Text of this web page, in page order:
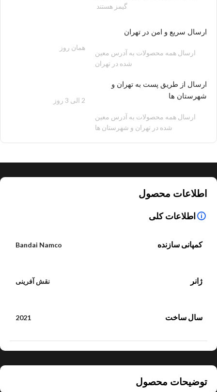
گیمز هستند
ارسال سریع و امن در تهران
ارسال همه محصولات به آدرس معین
شده در تهران
همان روز
ارسال از طریق پست به تهران و
شهرستان ها
ارسال همه محصولات به آدرس معین
شده در تهران و شهرستان ها
2 الی 3 روز
توضیحات محصول
اطلاعات محصول
اطلاعات کلی
کمپانی سازنده Bandai Namco
ژانر نقش آفرینی
سال ساخت 2021